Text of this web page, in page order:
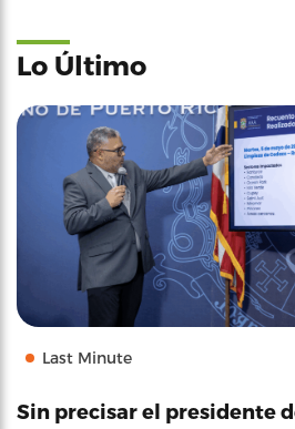
Lo Último
Last Minute
Sin precisar el presidente